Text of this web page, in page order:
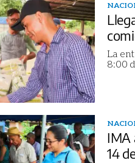
La
8:00
IMA
14